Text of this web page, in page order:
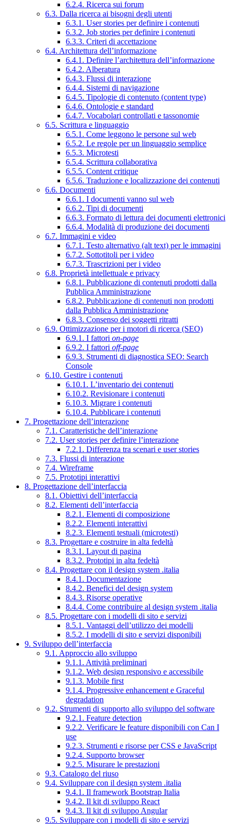
6.2.4. Ricerca sui forum
6.3. Dalla ricerca ai bisogni degli utenti
6.3.1. User stories per definire i contenuti
6.3.2. Job stories per definire i contenuti
6.3.3. Criteri di accettazione
6.4. Architettura dell’informazione
6.4.1. Definire l’architettura dell’informazione
6.4.2. Alberatura
6.4.3. Flussi di interazione
6.4.4. Sistemi di navigazione
6.4.5. Tipologie di contenuto (content type)
6.4.6. Ontologie e standard
6.4.7. Vocabolari controllati e tassonomie
6.5. Scrittura e linguaggio
6.5.1. Come leggono le persone sul web
6.5.2. Le regole per un linguaggio semplice
6.5.3. Microtesti
6.5.4. Scrittura collaborativa
6.5.5. Content critique
6.5.6. Traduzione e localizzazione dei contenuti
6.6. Documenti
6.6.1. I documenti vanno sul web
6.6.2. Tipi di documenti
6.6.3. Formato di lettura dei documenti elettronici
6.6.4. Modalità di produzione dei documenti
6.7. Immagini e video
6.7.1. Testo alternativo (alt text) per le immagini
6.7.2. Sottotitoli per i video
6.7.3. Trascrizioni per i video
6.8. Proprietà intellettuale e privacy
6.8.1. Pubblicazione di contenuti prodotti dalla
Pubblica Amministrazione
6.8.2. Pubblicazione di contenuti non prodotti
dalla Pubblica Amministrazione
6.8.3. Consenso dei soggetti ritratti
6.9. Ottimizzazione per i motori di ricerca (SEO)
6.9.1. I fattori on-page
6.9.2. I fattori off-page
6.9.3. Strumenti di diagnostica SEO: Search
Console
6.10. Gestire i contenuti
6.10.1. L’inventario dei contenuti
6.10.2. Revisionare i contenuti
6.10.3. Migrare i contenuti
6.10.4. Pubblicare i contenuti
7. Progettazione dell’interazione
7.1. Caratteristiche dell’interazione
7.2. User stories per definire l’interazione
7.2.1. Differenza tra scenari e user stories
7.3. Flussi di interazione
7.4. Wireframe
7.5. Prototipi interattivi
8. Progettazione dell’interfaccia
8.1. Obiettivi dell’interfaccia
8.2. Elementi dell’interfaccia
8.2.1. Elementi di composizione
8.2.2. Elementi interattivi
8.2.3. Elementi testuali (microtesti)
8.3. Progettare e costruire in alta fedeltà
8.3.1. Layout di pagina
8.3.2. Prototipi in alta fedeltà
8.4. Progettare con il design system .italia
8.4.1. Documentazione
8.4.2. Benefici del design system
8.4.3. Risorse operative
8.4.4. Come contribuire al design system .italia
8.5. Progettare con i modelli di sito e servizi
8.5.1. Vantaggi dell’utilizzo dei modelli
8.5.2. I modelli di sito e servizi disponibili
9. Sviluppo dell’interfaccia
9.1. Approccio allo sviluppo
9.1.1. Attività preliminari
9.1.2. Web design responsivo e accessibile
9.1.3. Mobile first
9.1.4. Progressive enhancement e Graceful
degradation
9.2. Strumenti di supporto allo sviluppo del software
9.2.1. Feature detection
9.2.2. Verificare le feature disponibili con Can I
use
9.2.3. Strumenti e risorse per CSS e JavaScript
9.2.4. Supporto browser
9.2.5. Misurare le prestazioni
9.3. Catalogo del riuso
9.4. Sviluppare con il design system .italia
9.4.1. Il framework Bootstrap Italia
9.4.2. Il kit di sviluppo React
9.4.3. Il kit di sviluppo Angular
9.5. Sviluppare con i modelli di sito e servizi